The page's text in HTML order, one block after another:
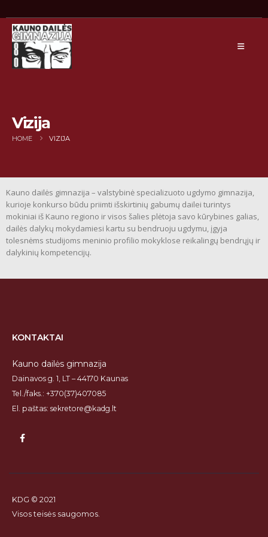
Vizija
HOME VIZIJA
Kauno dailės gimnazija – valstybinė specializuoto ugdymo gimnazija,
kurioje konkurso būdu priimti išskirtinių gabumų dailei turintys
mokiniai iš Kauno regiono ir visos šalies plėtoja savo kūrybines galias,
dailės dalykų mokydamiesi kartu su bendruoju ugdymu, įgyja
tolesnėms studijoms meninio profilio mokyklose reikalingų bendrųjų ir
dalykinių kompetencijų.
KONTAKTAI
Kauno dailės gimnazija
Dainavos g. 1, LT – 44170 Kaunas
Tel./faks.: +370(37)407085
El. paštas: sekretore@kadg.lt
KDG © 2021
Visos teisės saugomos.